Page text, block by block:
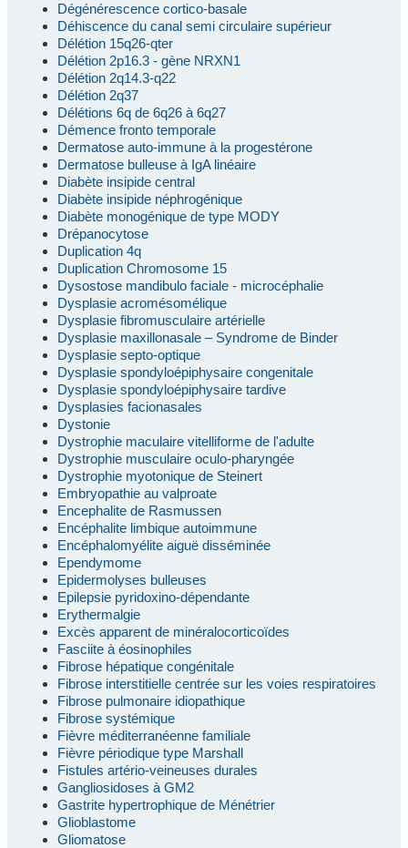
Dégénérescence cortico-basale
Déhiscence du canal semi circulaire supérieur
Délétion 15q26-qter
Délétion 2p16.3 - gène NRXN1
Délétion 2q14.3-q22
Délétion 2q37
Délétions 6q de 6q26 à 6q27
Démence fronto temporale
Dermatose auto-immune à la progestérone
Dermatose bulleuse à IgA linéaire
Diabète insipide central
Diabète insipide néphrogénique
Diabète monogénique de type MODY
Drépanocytose
Duplication 4q
Duplication Chromosome 15
Dysostose mandibulo faciale - microcéphalie
Dysplasie acromésomélique
Dysplasie fibromusculaire artérielle
Dysplasie maxillonasale – Syndrome de Binder
Dysplasie septo-optique
Dysplasie spondyloépiphysaire congenitale
Dysplasie spondyloépiphysaire tardive
Dysplasies facionasales
Dystonie
Dystrophie maculaire vitelliforme de l'adulte
Dystrophie musculaire oculo-pharyngée
Dystrophie myotonique de Steinert
Embryopathie au valproate
Encephalite de Rasmussen
Encéphalite limbique autoimmune
Encéphalomyélite aiguë disséminée
Ependymome
Epidermolyses bulleuses
Epilepsie pyridoxino-dépendante
Erythermalgie
Excès apparent de minéralocorticoïdes
Fasciite à éosinophiles
Fibrose hépatique congénitale
Fibrose interstitielle centrée sur les voies respiratoires
Fibrose pulmonaire idiopathique
Fibrose systémique
Fièvre méditerranéenne familiale
Fièvre périodique type Marshall
Fistules artério-veineuses durales
Gangliosidoses à GM2
Gastrite hypertrophique de Ménétrier
Glioblastome
Gliomatose